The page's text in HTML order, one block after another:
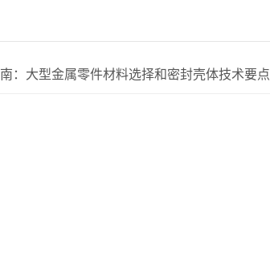
：大型金属零件材料选择和密封壳体技术要点